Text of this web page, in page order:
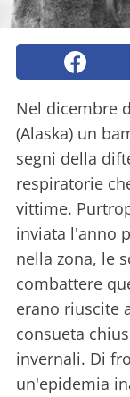
Nel dicembre
(Alaska) un
segni della
respiratorie
vittime.
inviata l'anno
nella zona, le
combattere
erano riuscite
consueta
invernali. Di
un'epidemia